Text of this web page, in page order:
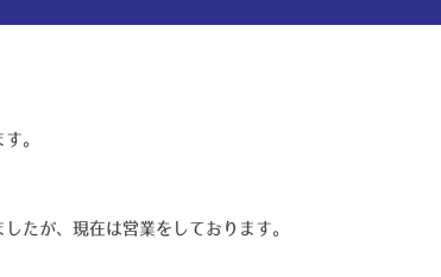
。
たが、現在は営業をしております。